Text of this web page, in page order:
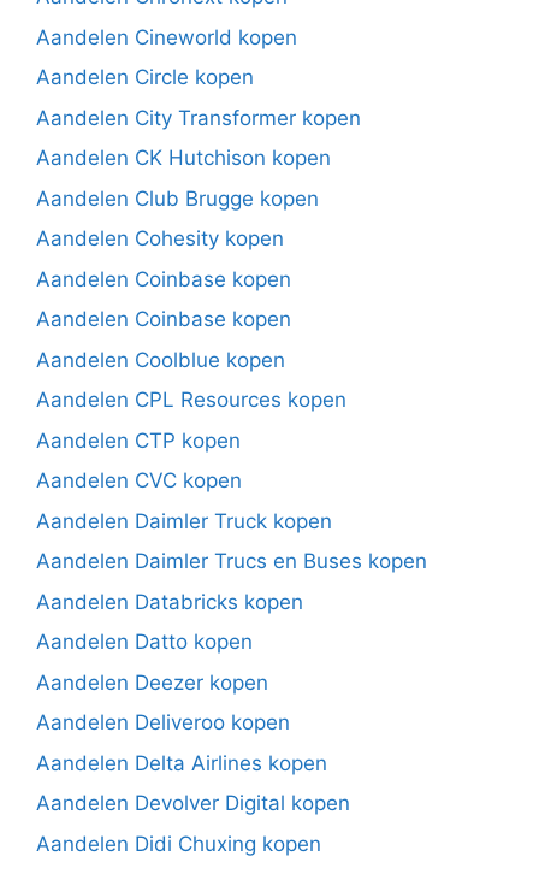
Aandelen Cineworld kopen
Aandelen Circle kopen
Aandelen City Transformer kopen
Aandelen CK Hutchison kopen
Aandelen Club Brugge kopen
Aandelen Cohesity kopen
Aandelen Coinbase kopen
Aandelen Coinbase kopen
Aandelen Coolblue kopen
Aandelen CPL Resources kopen
Aandelen CTP kopen
Aandelen CVC kopen
Aandelen Daimler Truck kopen
Aandelen Daimler Trucs en Buses kopen
Aandelen Databricks kopen
Aandelen Datto kopen
Aandelen Deezer kopen
Aandelen Deliveroo kopen
Aandelen Delta Airlines kopen
Aandelen Devolver Digital kopen
Aandelen Didi Chuxing kopen